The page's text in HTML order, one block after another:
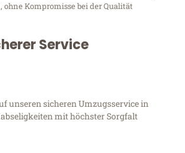
Kompromisse bei der Qualität
Service
unseren sicheren Umzugsservice in
mit höchster Sorgfalt